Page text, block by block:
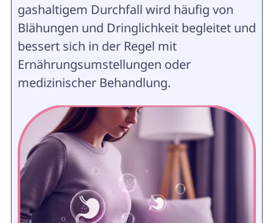
gashaltigem Durchfall wird häufig von
Blähungen und Dringlichkeit begleitet und
bessert sich in der Regel mit
Ernährungsumstellungen oder
medizinischer Behandlung.